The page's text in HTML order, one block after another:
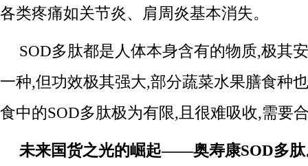
各类疼痛如关节炎、肩周炎基本消失。
SOD多肽都是人体本身含有的物质,极其
一种,但功效极其强大,部分蔬菜水果膳食种
食中的SOD多肽极为有限,且很难吸收,需要
未来国货之光的崛起——奥寿康SOD多肽